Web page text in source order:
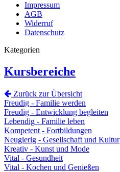
Impressum
AGB
Widerruf
Datenschutz
Kategorien
Kursbereiche
Zurück zur Übersicht
Freudig - Familie werden
Freudig - Entwicklung begleiten
Lebendig - Familie leben
Kompetent - Fortbildungen
Neugierig - Gesellschaft und Kultur
Kreativ - Kunst und Mode
Vital - Gesundheit
Vital - Kochen und Genießen